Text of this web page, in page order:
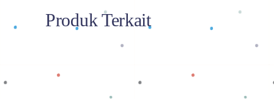
Produk Terkait